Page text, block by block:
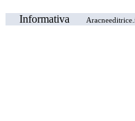
Informativa